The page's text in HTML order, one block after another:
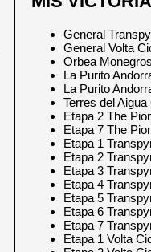
General
General Volta
Orbea Monegros
La Purito
La Purito
Terres del
Etapa 2 The
Etapa 7 The
Etapa 1
Etapa 2
Etapa 3
Etapa 4
Etapa 5
Etapa 6
Etapa 7
Etapa 1 Volta